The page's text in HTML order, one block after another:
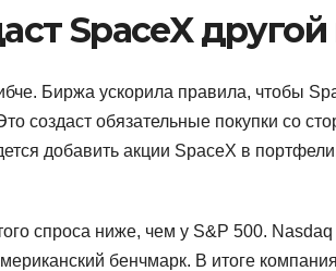
SpaceX другой
Биржа ускорила правила, чтобы
создаст обязательные покупки со
добавить акции SpaceX в
спроса ниже, чем у S&P 500.
бенчмарк. В итоге